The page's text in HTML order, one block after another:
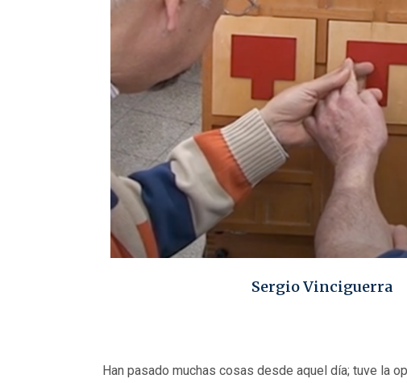
Sergio Vinciguerra
Han pasado muchas cosas desde aquel día; tuve la